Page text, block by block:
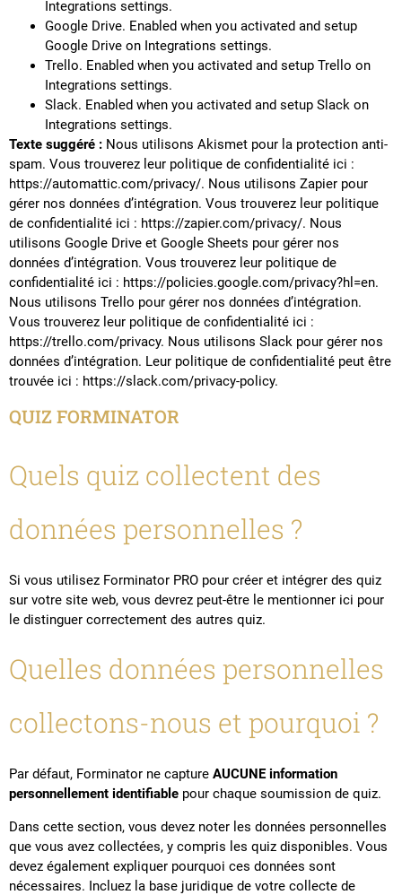
Integrations settings.
Google Drive. Enabled when you activated and setup
Google Drive on Integrations settings.
Trello. Enabled when you activated and setup Trello on
Integrations settings.
Slack. Enabled when you activated and setup Slack on
Integrations settings.
Texte suggéré : Nous utilisons Akismet pour la protection anti-
spam. Vous trouverez leur politique de confidentialité ici :
https://automattic.com/privacy/. Nous utilisons Zapier pour
gérer nos données d’intégration. Vous trouverez leur politique
de confidentialité ici : https://zapier.com/privacy/. Nous
utilisons Google Drive et Google Sheets pour gérer nos
données d’intégration. Vous trouverez leur politique de
confidentialité ici : https://policies.google.com/privacy?hl=en.
Nous utilisons Trello pour gérer nos données d’intégration.
Vous trouverez leur politique de confidentialité ici :
https://trello.com/privacy. Nous utilisons Slack pour gérer nos
données d’intégration. Leur politique de confidentialité peut être
trouvée ici : https://slack.com/privacy-policy.
QUIZ FORMINATOR
Quels quiz collectent des
données personnelles ?
Si vous utilisez Forminator PRO pour créer et intégrer des quiz
sur votre site web, vous devrez peut-être le mentionner ici pour
le distinguer correctement des autres quiz.
Quelles données personnelles
collectons-nous et pourquoi ?
Par défaut, Forminator ne capture AUCUNE information
personnellement identifiable pour chaque soumission de quiz.
Dans cette section, vous devez noter les données personnelles
que vous avez collectées, y compris les quiz disponibles. Vous
devez également expliquer pourquoi ces données sont
nécessaires. Incluez la base juridique de votre collecte de